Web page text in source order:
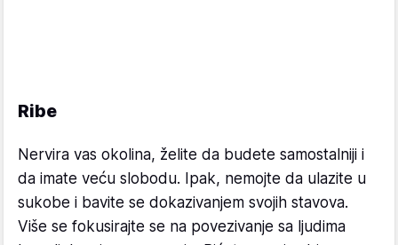
Ribe
Nervira vas okolina, želite da budete samostalniji i
da imate veću slobodu. Ipak, nemojte da ulazite u
sukobe i bavite se dokazivanjem svojih stavova.
Više se fokusirajte se na povezivanje sa ljudima